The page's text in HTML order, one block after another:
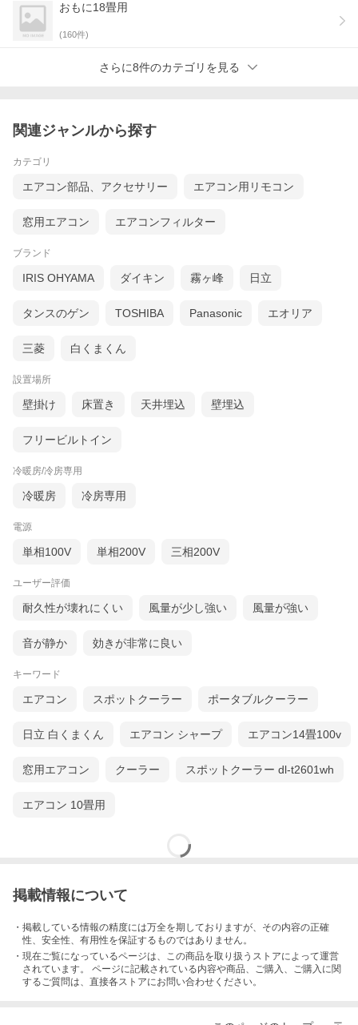
・バックライト付き液晶
・蓄光するボタン
・冷房: 8〜12畳(13〜19m2)
・暖房: 3.6kW(0.5〜4.8)
* 消費電量…
・暖房: 865W(110〜1400)
* 期間消費電力量: 929kWh
* 室内機サイズ: 幅795mm×高さ250mm×奥行230mm
* 室外機サイズ: 幅780mm×高さ550mm×奥行290mm
* 室外機重量: 29kg
おもに18畳用
(160件)
さらに8件のカテゴリを見る
関連ジャンルから探す
カテゴリ
エアコン部品、アクセサリー エアコン用リモコン
窓用エアコン エアコンフィルター
ブランド
IRIS OHYAMA ダイキン 霧ヶ峰 日立
タンスのゲン TOSHIBA Panasonic エオリア
三菱 白くまくん
設置場所
壁掛け 床置き 天井埋込 壁埋込
フリービルトイン
冷暖房/冷房専用
冷暖房 冷房専用
電源
単相100V 単相200V 三相200V
ユーザー評価
耐久性が壊れにくい 風量が少し強い 風量が強い
音が静か 効きが非常に良い
キーワード
エアコン スポットクーラー ポータブルクーラー
日立 白くまくん エアコン シャープ エアコン14畳100v
窓用エアコン クーラー スポットクーラー dl-t2601wh
エアコン 10畳用
掲載情報について
・掲載している情報の精度には万全を期しておりますが、その内容の正確
性、安全性、有用性を保証するものではありません。
・現在ご覧になっているページは、この商品を取り扱うストアによって運営
されています。 ページに記載されている内容や商品、ご購入 、ご購入に関
するご質問は、直接各ストアにお問い合わせください。